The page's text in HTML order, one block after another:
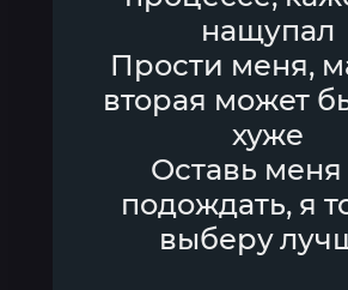
нащупал
Прости меня,
вторая может
хуже
Оставь меня
подождать, я
выберу